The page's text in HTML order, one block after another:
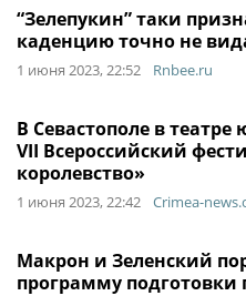
“Зелепукин” таки
каденцию точно не
1 июня 2023, 22:52 Rnbee.ru
В Севастополе в театре
VII Всероссийский
королевство»
1 июня 2023, 22:42 Crimea-
Макрон и Зеленский
программу подготовки